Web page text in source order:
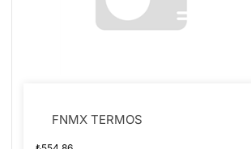
FNMX TERMOS